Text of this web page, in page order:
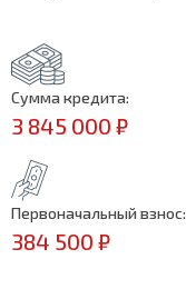
Сумма кредита:
3 845 000 ₽
Первоначальный взнос:
384 500 ₽